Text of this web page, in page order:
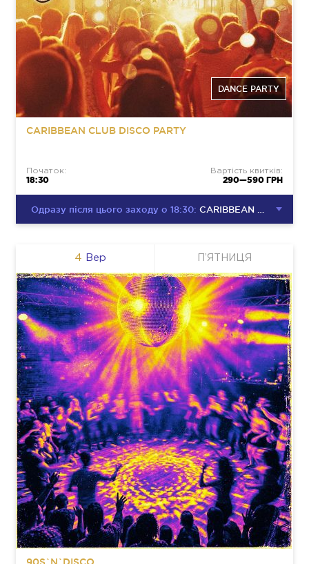
DANCE PARTY
CARIBBEAN CLUB DISCO PARTY
Початок:
18:30
Вартість квитків:
290—590 ГРН
Одразу після цього заходу о 18:30: CARIBBEAN CLUB DISCO PARTY
Вер
4 П’ЯТНИЦЯ